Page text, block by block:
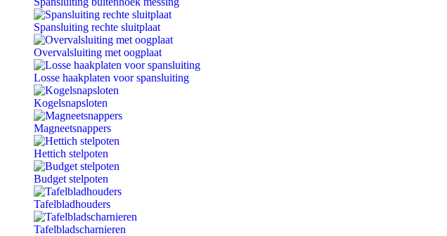
Spansluiting rechte sluitplaat
Overvalsluiting met oogplaat
Losse haakplaten voor spansluiting
Kogelsnapsloten
Magneetsnappers
Hettich stelpoten
Budget stelpoten
Tafelbladhouders
Tafelbladscharnieren